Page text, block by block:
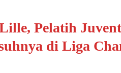
Pelatih
di Liga